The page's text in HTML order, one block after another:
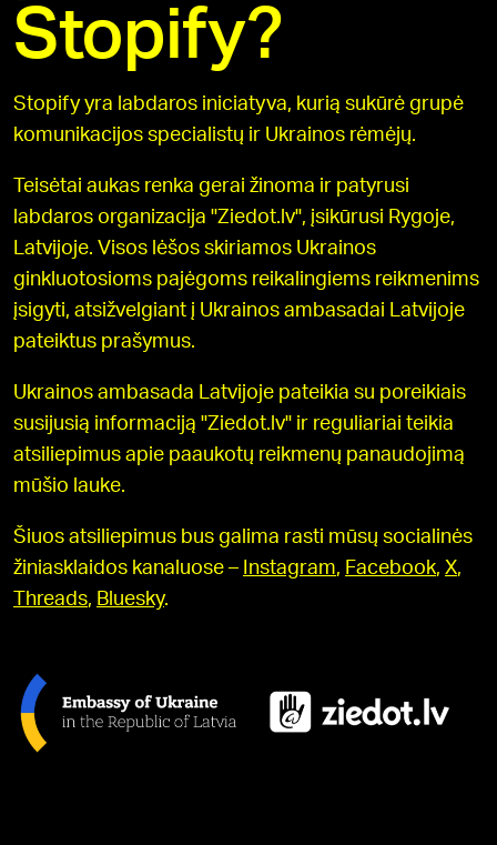
Stopify?
Stopify yra labdaros iniciatyva, kurią sukūrė grupė
komunikacijos specialistų ir Ukrainos rėmėjų.
Teisėtai aukas renka gerai žinoma ir patyrusi
labdaros organizacija "Ziedot.lv", įsikūrusi Rygoje,
Latvijoje. Visos lėšos skiriamos Ukrainos
ginkluotosioms pajėgoms reikalingiems reikmenims
įsigyti, atsižvelgiant į Ukrainos ambasadai Latvijoje
pateiktus prašymus.
Ukrainos ambasada Latvijoje pateikia su poreikiais
susijusią informaciją "Ziedot.lv" ir reguliariai teikia
atsiliepimus apie paaukotų reikmenų panaudojimą
mūšio lauke.
Šiuos atsiliepimus bus galima rasti mūsų socialinės
žiniasklaidos kanaluose – Instagram, Facebook, X,
Threads, Bluesky.